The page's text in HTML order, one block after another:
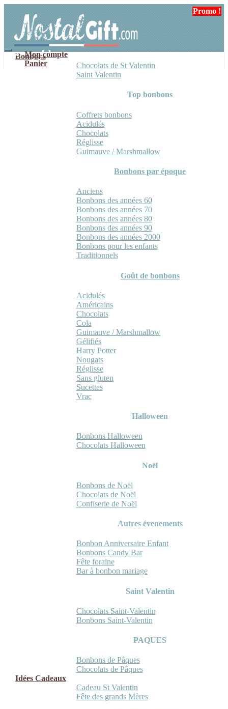
navigation
contenu
Mon compte
Panier
Bonbons
Chocolats de St Valentin
Saint Valentin
Top bonbons
Coffrets bonbons
Acidulés
Chocolats
Réglisse
Guimauve / Marshmallow
Bonbons par époque
Anciens
Bonbons des années 60
Bonbons des années 70
Bonbons des années 80
Bonbons des années 90
Bonbons des années 2000
Bonbons pour les enfants
Traditionnels
Goût de bonbons
Acidulés
Américains
Chocolats
Cola
Guimauve / Marshmallow
Gélifiés
Harry Potter
Nougats
Réglisse
Sans gluten
Sucettes
Vrac
Halloween
Bonbons Halloween
Chocolats Halloween
Noël
Bonbons de Noël
Chocolats de Noël
Confiserie de Noël
Autres évenements
Bonbon Anniversaire Enfant
Bonbons Candy Bar
Fête foraine
Bar à bonbon mariage
Saint Valentin
Chocolats Saint-Valentin
Bonbons Saint-Valentin
PAQUES
Bonbons de Pâques
Chocolats de Pâques
Idées Cadeaux
Cadeau St Valentin
Fête des grands Mères
Promo !
Promo !
Promo !